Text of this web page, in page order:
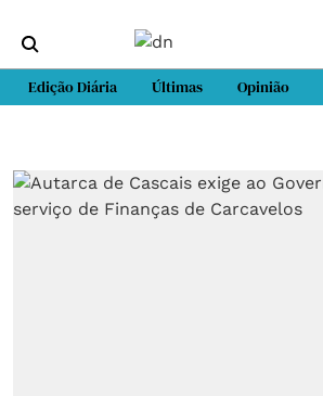
Edição Diária Últimas Opinião